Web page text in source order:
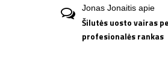
Jonas Jonaitis apie
Šilutės uosto vairas
profesionalės rankas